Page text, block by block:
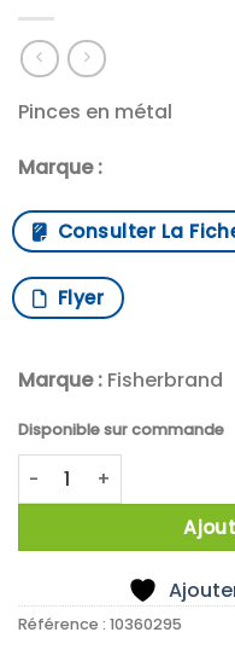
Pinces en métal
Marque :
Consulter La
Flyer
Marque : Fisherbrand
Disponible sur commande
quantité de PINCE POUR
Référence : 10360295